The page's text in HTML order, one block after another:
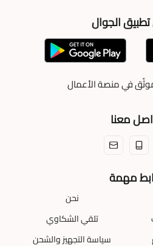
الجوال
في منصة الأعمال
معنا
مهمة
نحن
تلقي الشكاوي
سياسة التجهيز والشحن